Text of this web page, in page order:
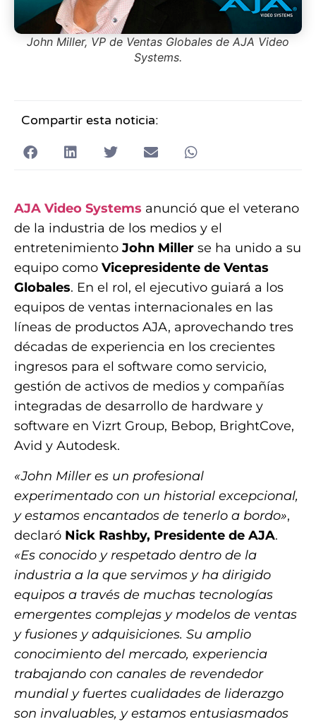
John Miller, VP de Ventas Globales de AJA Video
Systems.
Compartir esta noticia:
AJA Video Systems anunció que el veterano
de la industria de los medios y el
entretenimientoJohn Miller se ha unido a su
equipo como Vicepresidente de Ventas
Globales. En el rol, el ejecutivo guiará a los
equipos de ventas internacionales en las
líneas de productos AJA, aprovechando tres
décadas de experiencia en los crecientes
ingresos para el software como servicio,
gestión de activos de medios y compañías
integradas de desarrollo de hardware y
software en Vizrt Group, Bebop, BrightCove,
Avid y Autodesk.
«John Miller es un profesional
experimentado con un historial excepcional,
y estamos encantados de tenerlo a bordo»,
declaró Nick Rashby, Presidente de AJA.
«Es conocido y respetado dentro de la
industria a la que servimos y ha dirigido
equipos a través de muchas tecnologías
emergentes complejas y modelos de ventas
y fusiones y adquisiciones. Su amplio
conocimiento del mercado, experiencia
trabajando con canales de revendedor
mundial y fuertes cualidades de liderazgo
son invaluables, y estamos entusiasmados